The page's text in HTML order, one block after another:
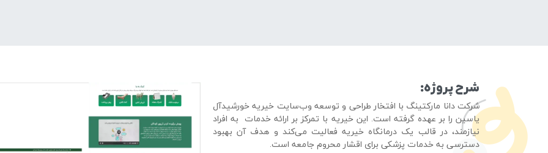
شرح پروژه:
شرکت دانا مارکتینگ با افتخار طراحی و توسعه وب‌سایت خیریه خورشیدآل
یاسین را بر عهده گرفته است. این خیریه با تمرکز بر ارائه خدمات به افراد
نیازمند، در قالب یک درمانگاه خیریه فعالیت می‌کند و هدف آن بهبود
دسترسی به خدمات پزشکی برای اقشار محروم جامعه است.